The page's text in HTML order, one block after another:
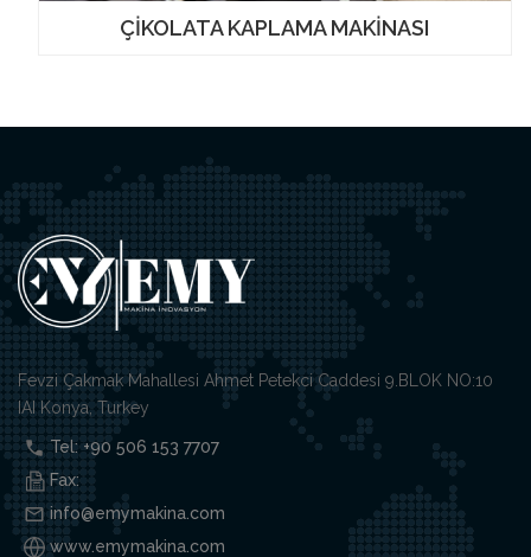
ÇİKOLATA KAPLAMA MAKİNASI
Fevzi Çakmak Mahallesi Ahmet Petekci Caddesi 9.BLOK NO:10
IAI Konya, Turkey
Tel: +90 506 153 7707
Fax:
info@emymakina.com
www.emymakina.com